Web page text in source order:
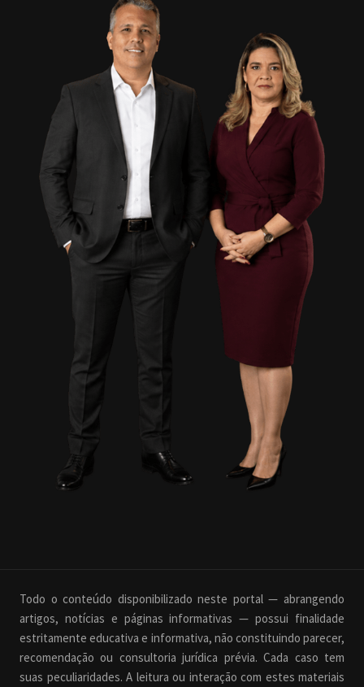
Todo o conteúdo disponibilizado neste portal — abrangendo
artigos, notícias e páginas informativas — possui finalidade
estritamente educativa e informativa, não constituindo parecer,
recomendação ou consultoria jurídica prévia. Cada caso tem
suas peculiaridades. A leitura ou interação com estes materiais